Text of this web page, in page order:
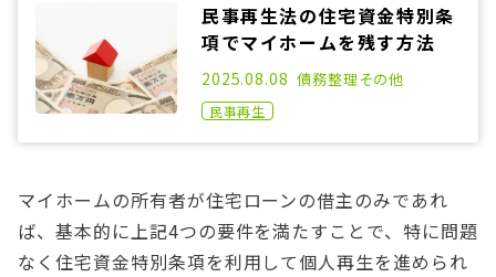
民事再生法の住宅資金特別条
項でマイホームを残す方法
2021.04.14
2025.08.08 債務整理その他
民事再生
マイホームの所有者が住宅ローンの借主のみであれ
ば、基本的に上記4つの要件を満たすことで、特に問題
なく住宅資金特別条項を利用して個人再生を進められ